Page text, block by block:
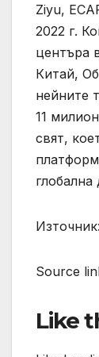
Ziyu,
2022 г.
центъра
Китай,
нейните
11
свят,
глобална
Source
Like